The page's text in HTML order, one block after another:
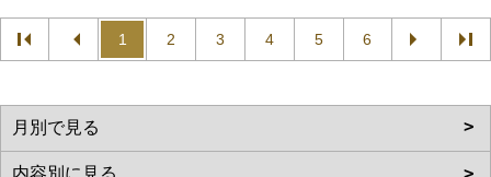
1 2 3 4 5 6